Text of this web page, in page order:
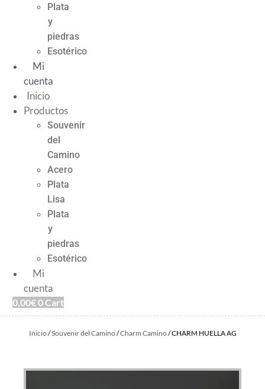
Plata
y
piedras
Esotérico
Mi
cuenta
Inicio
Productos
Souvenir
del
Camino
Acero
Plata
Lisa
Plata
y
piedras
Esotérico
Mi
cuenta
0,00€0Cart
Inicio/Souvenir del Camino/Charm Camino/ CHARM HUELLA AG